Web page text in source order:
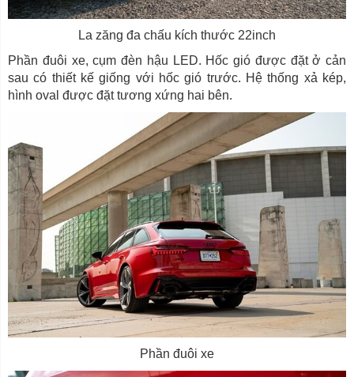
La zăng đa chấu kích thước 22inch
Phần đuôi xe, cụm đèn hậu LED. Hốc gió được đặt ở cản
sau có thiết kế giống với hốc gió trước. Hệ thống xả kép,
hình oval được đặt tương xứng hai bên.
Phần đuôi xe